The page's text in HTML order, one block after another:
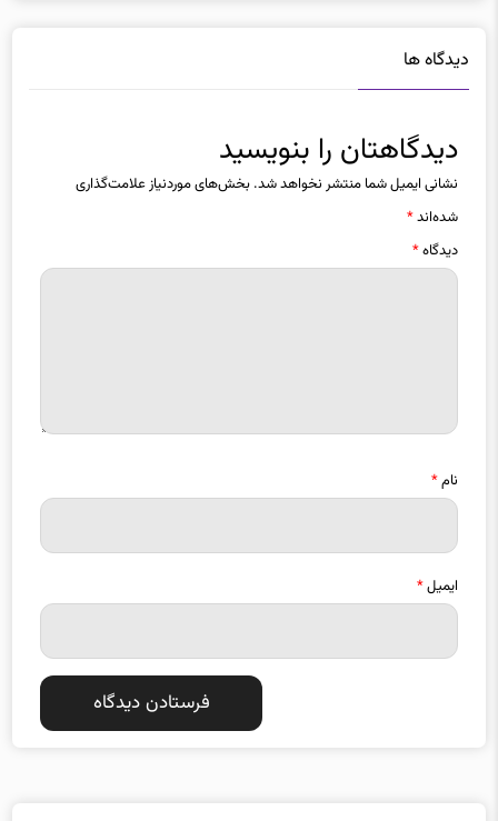
دیدگاه ها
دیدگاهتان را بنویسید
نشانی ایمیل شما منتشر نخواهد شد. بخش‌های موردنیاز علامت‌گذاری
شده‌اند*
دیدگاه*
نام*
ایمیل*